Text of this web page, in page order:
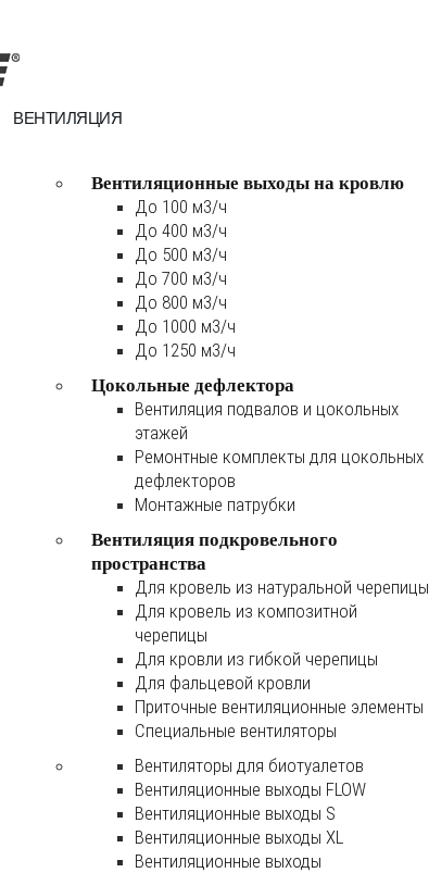
ВЕНТИЛЯЦИЯ
Вентиляционные выходы на кровлю
До 100 м3/ч
До 400 м3/ч
До 500 м3/ч
До 700 м3/ч
До 800 м3/ч
До 1000 м3/ч
До 1250 м3/ч
Цокольные дефлектора
Вентиляция подвалов и цокольных
этажей
Ремонтные комплекты для цокольных
дефлекторов
Монтажные патрубки
Вентиляция подкровельного
пространства
Для кровель из натуральной черепицы
Для кровель из композитной
черепицы
Для кровли из гибкой черепицы
Для фальцевой кровли
Приточные вентиляционные элементы
Специальные вентиляторы
Вентиляторы для биотуалетов
Вентиляционные выходы FLOW
Вентиляционные выходы S
Вентиляционные выходы XL
Вентиляционные выходы